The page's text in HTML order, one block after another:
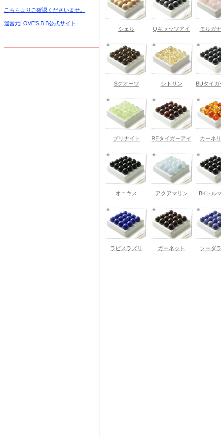
こちらよりご確認くださいませ。
運営元LOVE'S B.B公式サイト
シェル Qキャッツアイ モルガ
Sクオーツ シトリン BUタイガ
プリナイト REタイガーアイ カーネ
オニキス アクアマリン BKトル
ラピスラズリ ガーネット ソーダ